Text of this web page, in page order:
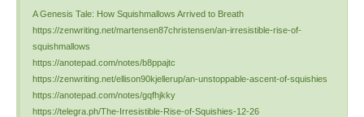
A Genesis Tale: How Squishmallows Arrived to Breath
https://zenwriting.net/martensen87christensen/an-irresistible-rise-of-
squishmallows
https://anotepad.com/notes/b8ppajtc
https://zenwriting.net/ellison90kjellerup/an-unstoppable-ascent-of-squishies
https://anotepad.com/notes/gqfhjkky
https://telegra.ph/The-Irresistible-Rise-of-Squishies-12-26